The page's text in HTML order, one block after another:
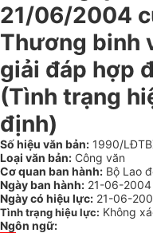
21/06/2004
Thương binh
giải đáp hợp
(Tình trạng
định)
Số hiệu văn bản: 1990/
Loại văn bản: Công văn
Cơ quan ban hành: Bộ Lao
Ngày ban hành: 21-06-2004
Ngày có hiệu lực: 21-06-
Tình trạng hiệu lực: Không
Ngôn ngữ: